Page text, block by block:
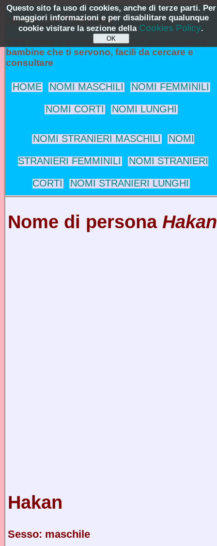
Questo sito fa uso di cookies, anche di terze parti. Per
maggiori informazioni e per disabilitare qualunque
cookie visitare la sezione della Cookies Policy.
Nomi per BambiniNomiPerBambini.it
Tutti i nomi maschili e femminili per bambini e
bambine che ti servono, facili da cercare e
consultare
HOME NOMI MASCHILI NOMI FEMMINILI
NOMI CORTI NOMI LUNGHI
NOMI STRANIERI MASCHILI NOMI
STRANIERI FEMMINILI NOMI STRANIERI
CORTI NOMI STRANIERI LUNGHI
Nome di persona Hakan
Hakan
Sesso: maschile